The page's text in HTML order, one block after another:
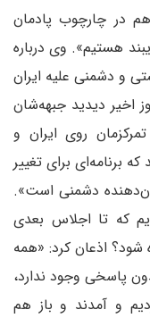
در چارچوب پادمان
هستیم». وی درباره
و دشمنی علیه ایران
اخیر دیدید جبهه‌شان
روی ایران و
برنامه‌ای برای تغییر
دشمنی است».
که تا اجلاس بعدی
شود؟ اذعان کرد: «همه
پاسخی وجود ندارد،
و آمدند و باز هم